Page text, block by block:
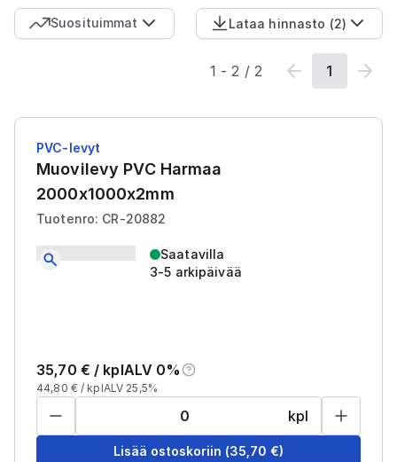
Suosituimmat Lataa hinnasto (2)
1 -2 / 2 1
PVC-levyt
Muovilevy PVC Harmaa
2000x1000x2mm
Tuotenro: CR-20882
Saatavilla
3-5 arkipäivää
35,70 € / kplALV 0%
44,80 € / kplALV 25,5%
kpl
Lisää ostoskoriin (35,70 €)